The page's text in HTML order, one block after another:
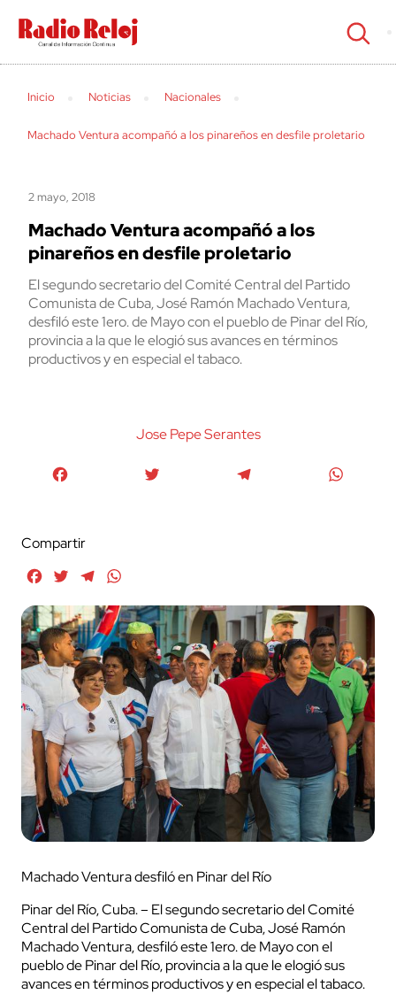
cerrar
Inicio Noticias Nacionales
Machado Ventura acompañó a los pinareños en desfile proletario
2 mayo, 2018
Machado Ventura acompañó a los
pinareños en desfile proletario
El segundo secretario del Comité Central del Partido
Comunista de Cuba, José Ramón Machado Ventura,
desfiló este 1ero. de Mayo con el pueblo de Pinar del Río,
provincia a la que le elogió sus avances en términos
productivos y en especial el tabaco.
Jose Pepe Serantes
Compartir
FacebookTwitterTelegram
Machado Ventura desfiló en Pinar del Río
Pinar del Río, Cuba. – El segundo secretario del Comité
Central del Partido Comunista de Cuba, José Ramón
Machado Ventura, desfiló este 1ero. de Mayo con el
pueblo de Pinar del Río, provincia a la que le elogió sus
avances en términos productivos y en especial el tabaco.